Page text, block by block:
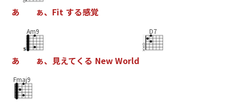
あ ぁ、 Fit する感覚
あ
Am9
ぁ、 見えてく る NewWorld
D7
Fmaj9